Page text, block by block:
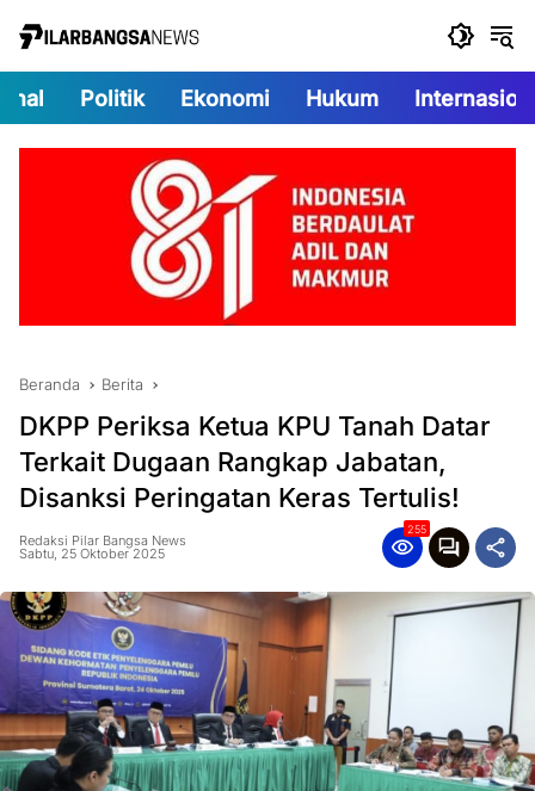
Politik Ekonomi Hukum
Beranda Berita
DKPP Periksa Ketua KPU Tanah Datar
Terkait Dugaan Rangkap Jabatan,
Disanksi Peringatan Keras Tertulis!
Redaksi Pilar Bangsa News
Sabtu, 25 Oktober 2025
255